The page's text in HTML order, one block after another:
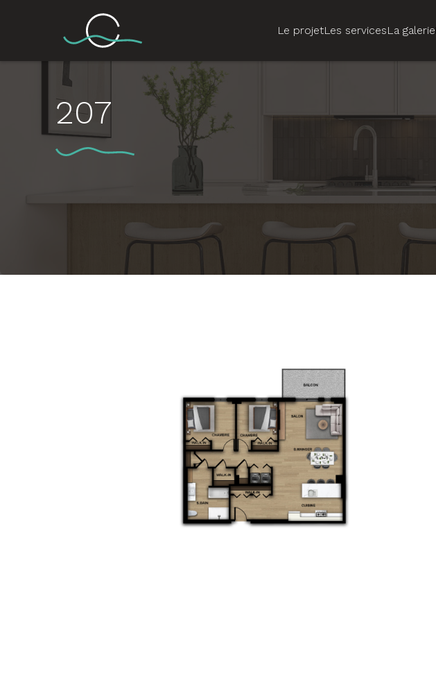
Le projetLes servicesLa galerie
207